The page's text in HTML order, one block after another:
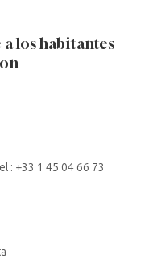
los habitantes
: +33 1 45 04 66 73